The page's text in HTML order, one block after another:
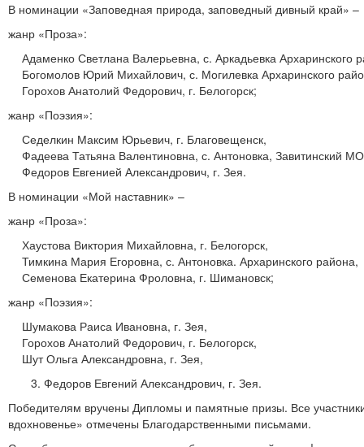
В номинации «Заповедная природа, заповедный дивный край» –
жанр «Проза»:
Адаменко Светлана Валерьевна, с. Аркадьевка Архаринского
Богомолов Юрий Михайлович, с. Могилевка Архаринского
Горохов Анатолий Федорович, г. Белогорск;
жанр «Поэзия»:
Седелкин Максим Юрьевич, г. Благовещенск,
Фадеева Татьяна Валентиновна, с. Антоновка, Завитинский
Федоров Евгенией Александрович, г. Зея.
В номинации «Мой наставник» –
жанр «Проза»:
Хаустова Виктория Михайловна, г. Белогорск,
Тимкина Мария Егоровна, с. Антоновка. Архаринского района,
Семенова Екатерина Фроловна, г. Шимановск;
жанр «Поэзия»:
Шумакова Раиса Ивановна, г. Зея,
Горохов Анатолий Федорович, г. Белогорск,
Шут Ольга Александровна, г. Зея,
3. Федоров Евгений Александрович, г. Зея.
Победителям вручены Дипломы и памятные призы. Все
вдохновенье» отмечены Благодарственными письмами.